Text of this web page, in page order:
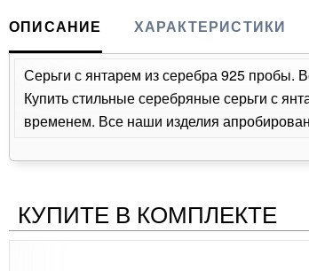
ОПИСАНИЕ ХАРАКТЕРИСТИКИ
Серьги с янтарем из серебра 925 пробы.
Купить стильные серебряные серьги с
временем. Все наши изделия
КУПИТЕ В КОМПЛЕКТЕ